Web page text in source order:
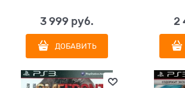
3 999 руб.
ДОБАВИТЬ
2